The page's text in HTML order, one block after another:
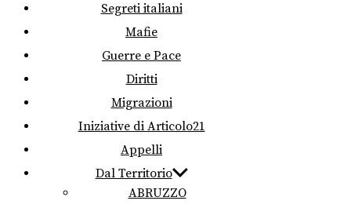
Segreti italiani
Mafie
Guerre e Pace
Diritti
Migrazioni
Iniziative di Articolo21
Appelli
Dal Territorio
ABRUZZO